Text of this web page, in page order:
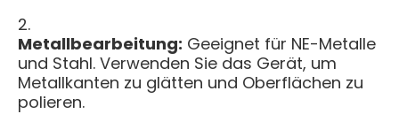
Metallbearbeitung: Geeignet für NE-Metalle
und Stahl. Verwenden Sie das Gerät, um
Metallkanten zu glätten und Oberflächen zu
polieren.